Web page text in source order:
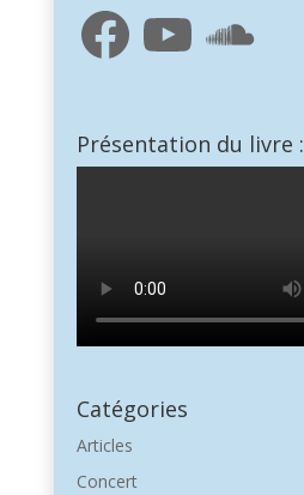
FacebookYouTube
Présentation du livre :
Catégories
Articles
Concert